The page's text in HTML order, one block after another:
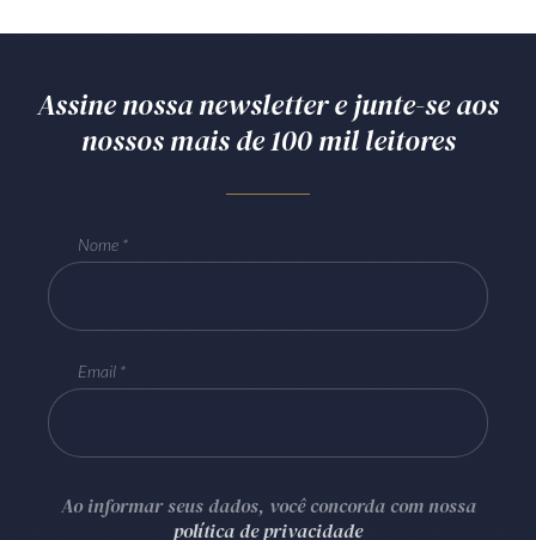
Assine nossa newsletter e junte-se aos
nossos mais de 100 mil leitores
Nome
Email
Ao informar seus dados, você concorda com nossa
política de privacidade